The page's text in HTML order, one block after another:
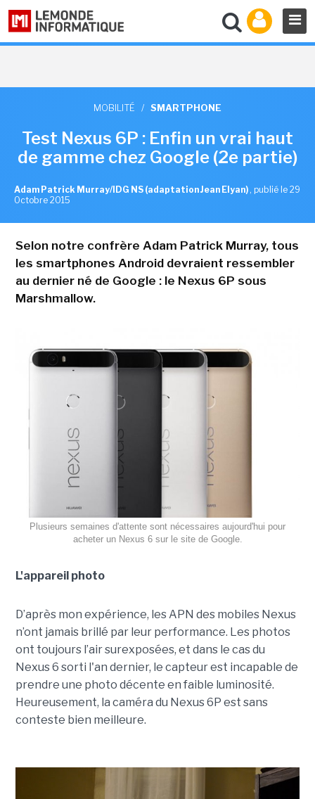
MOBILITÉ / SMARTPHONE
Test Nexus 6P : Enfin un vrai haut
de gamme chez Google (2e partie)
Adam Patrick Murray/IDG NS (adaptation Jean Elyan) , publié le 29
Octobre 2015
Selon notre confrère Adam Patrick Murray, tous
les smartphones Android devraient ressembler
au dernier né de Google : le Nexus 6P sous
Marshmallow.
Plusieurs semaines d'attente sont nécessaires aujourd'hui pour
acheter un Nexus 6 sur le site de Google.
L'appareil photo
D’après mon expérience, les APN des mobiles Nexus
n’ont jamais brillé par leur performance. Les photos
ont toujours l’air surexposées, et dans le cas du
Nexus 6 sorti l'an dernier, le capteur est incapable de
prendre une photo décente en faible luminosité.
Heureusement, la caméra du Nexus 6P est sans
conteste bien meilleure.